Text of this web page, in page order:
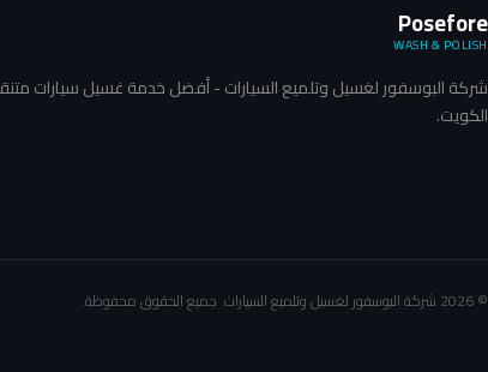
Posefore
WASH & POLISH
شركة البوسفور لغسيل وتلميع السيارات - أفضل خدمة غسيل سيارات
الكويت.
©
2026 شركة البوسفور لغسيل وتلميع السيارات. جميع الحقوق محفوظة.